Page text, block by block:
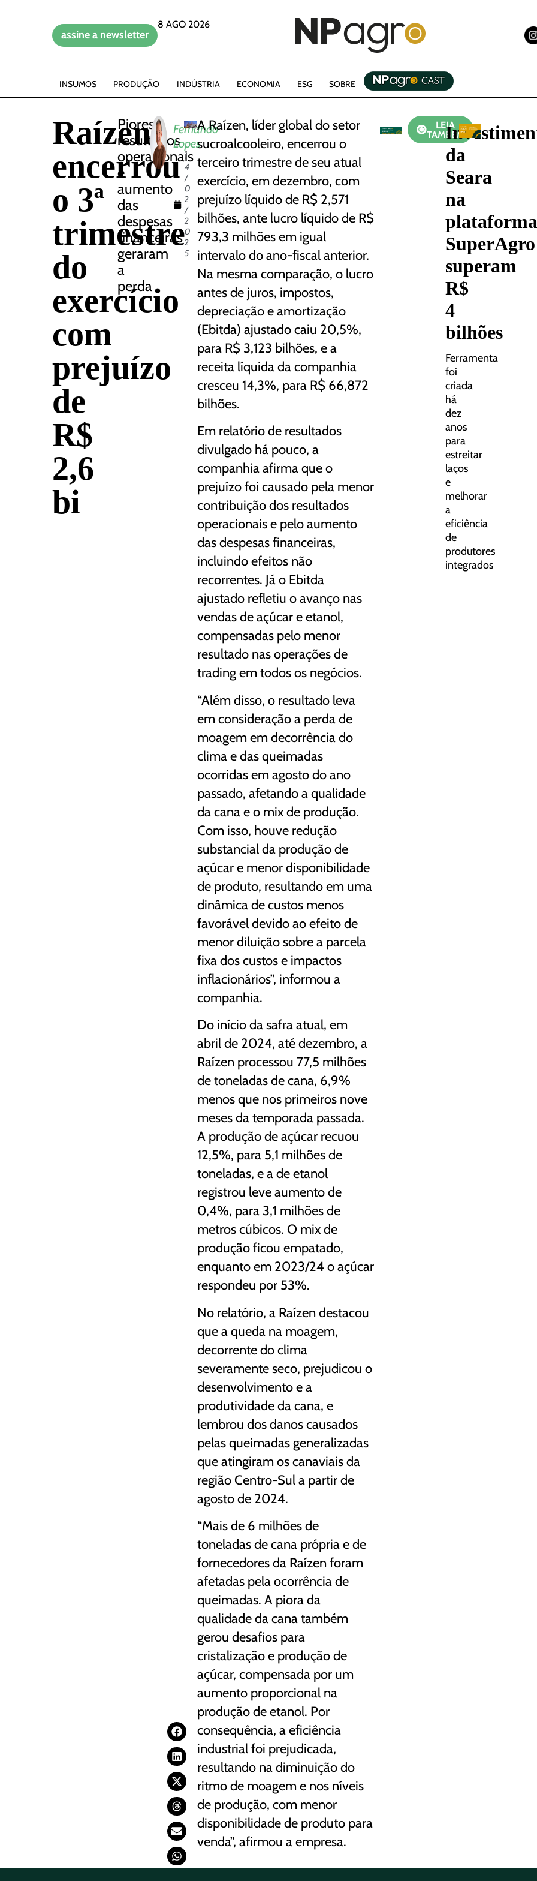
assine a newsletter
8 AGO 2026
INSUMOS PRODUÇÃO INDÚSTRIA ECONOMIA ESG SOBRE
Raízen
encerrou
o 3ª
trimestre
do
exercício
com
prejuízo
de
R$
2,6
bi
Piores
resultados
operacionais
e
aumento
das
despesas
financeiras
geraram
a
perda
Fernando
Lopes
1
4
/
0
2
/
2
0
2
5
A Raízen, líder global do setor
sucroalcooleiro, encerrou o
terceiro trimestre de seu atual
exercício, em dezembro, com
prejuízo líquido de R$ 2,571
bilhões, ante lucro líquido de R$
793,3 milhões em igual
intervalo do ano-fiscal anterior.
Na mesma comparação, o lucro
antes de juros, impostos,
depreciação e amortização
(Ebitda) ajustado caiu 20,5%,
para R$ 3,123 bilhões, e a
receita líquida da companhia
cresceu 14,3%, para R$ 66,872
bilhões.
Em relatório de resultados
divulgado há pouco, a
companhia afirma que o
prejuízo foi causado pela menor
contribuição dos resultados
operacionais e pelo aumento
das despesas financeiras,
incluindo efeitos não
recorrentes. Já o Ebitda
ajustado refletiu o avanço nas
vendas de açúcar e etanol,
compensadas pelo menor
resultado nas operações de
trading em todos os negócios.
“Além disso, o resultado leva
em consideração a perda de
moagem em decorrência do
clima e das queimadas
ocorridas em agosto do ano
passado, afetando a qualidade
da cana e o mix de produção.
Com isso, houve redução
substancial da produção de
açúcar e menor disponibilidade
de produto, resultando em uma
dinâmica de custos menos
favorável devido ao efeito de
menor diluição sobre a parcela
fixa dos custos e impactos
inflacionários”, informou a
companhia.
Do início da safra atual, em
abril de 2024, até dezembro, a
Raízen processou 77,5 milhões
de toneladas de cana, 6,9%
menos que nos primeiros nove
meses da temporada passada.
A produção de açúcar recuou
12,5%, para 5,1 milhões de
toneladas, e a de etanol
registrou leve aumento de
0,4%, para 3,1 milhões de
metros cúbicos. O mix de
produção ficou empatado,
enquanto em 2023/24 o açúcar
respondeu por 53%.
No relatório, a Raízen destacou
que a queda na moagem,
decorrente do clima
severamente seco, prejudicou o
desenvolvimento e a
produtividade da cana, e
lembrou dos danos causados
pelas queimadas generalizadas
que atingiram os canaviais da
região Centro-Sul a partir de
agosto de 2024.
“Mais de 6 milhões de
toneladas de cana própria e de
fornecedores da Raízen foram
afetadas pela ocorrência de
queimadas. A piora da
qualidade da cana também
gerou desafios para
cristalização e produção de
açúcar, compensada por um
aumento proporcional na
produção de etanol. Por
consequência, a eficiência
industrial foi prejudicada,
resultando na diminuição do
ritmo de moagem e nos níveis
de produção, com menor
disponibilidade de produto para
venda”, afirmou a empresa.
LEIA
TAMBÉM
da
Seara
na
plataforma
SuperAgro
superam
R$
4
bilhões
Ferramenta
foi
criada
há
dez
anos
para
estreitar
laços
e
melhorar
a
eficiência
de
produtores
integrados